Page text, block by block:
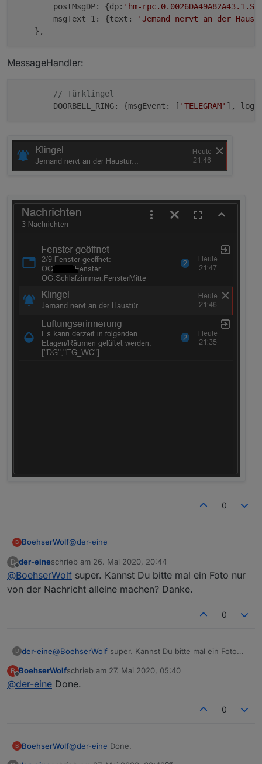
        postMsgDP: {dp:
'hm-
        msgText_1: {text:
'Jemand nervt an der
MessageHandler:
// Türklingel
        DOORBELL_RING: {msgEvent: [
'TELEGRAM' ],
0
B BoehserWolf@der-eine
Hab noch einen für die Türklingel. Bei wird das
mit einen HmIP-DSD-PCB erkannt.
MessageStateCreator:
postMsgDP: {dp:'hm-
        // Türklingel
D
Offline
der-eineschrieb am 26. Mai 2020, 20:44
zuletzt editiert von
@BoehserWolf super. Kannst Du bitte mal ein Foto nur
von der Nachricht alleine machen? Danke.
0
D der-eine@BoehserWolf super. Kannst Du bitte mal ein Foto
B
Offline
BoehserWolfschrieb am 27. Mai 2020, 05:40
zuletzt editiert von
@der-eine Done.
0
B BoehserWolf@der-eine Done.